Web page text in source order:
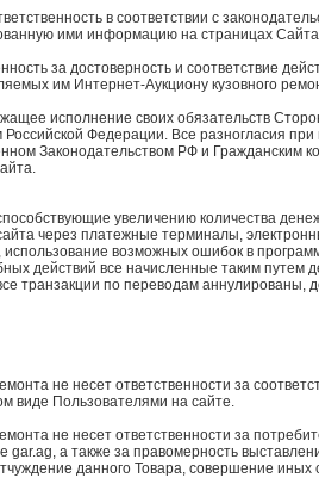
в соответствии с
ими информацию на страницах
за достоверность и соответствие
им Интернет-Аукциону кузовного
исполнение своих обязательств
Российской Федерации. Все разногласия
Законодательством РФ и Гражданским
увеличению количества
через платежные терминалы,
использование возможных ошибок в
действий все начисленные таким путем
транзакции по переводам аннулированы,
не несет ответственности за
виде Пользователями на сайте.
не несет ответственности за
а также за правомерность
данного Товара, совершение иных